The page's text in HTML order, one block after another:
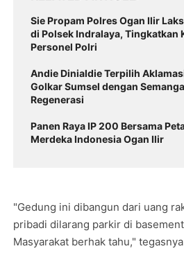
Sie Propam Polres Ogan Ilir
di Polsek Indralaya, Tingkatkan
Personel Polri
Andie Dinialdie Terpilih
Golkar Sumsel dengan
Regenerasi
Panen Raya IP 200 Bersama
Merdeka Indonesia Ogan Ilir
"Gedung ini dibangun dari uang
pribadi dilarang parkir di
Masyarakat berhak tahu,"